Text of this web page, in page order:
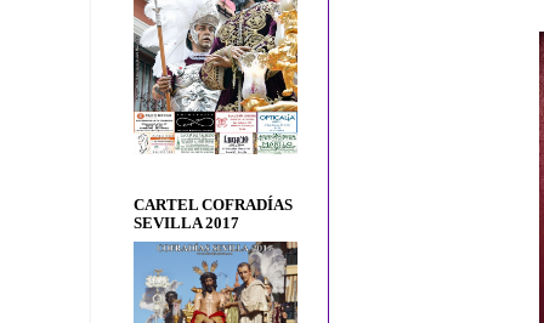
CARTEL COFRADÍAS
SEVILLA 2017